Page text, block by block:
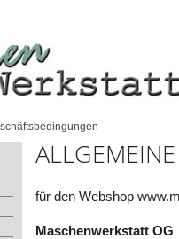
für den Webshop
Maschenwerkstatt OG